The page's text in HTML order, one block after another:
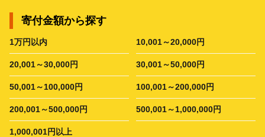
寄付金額から探す
1万円以内 10,001～20,000円
20,001～30,000円 30,001～50,000円
50,001～100,000円 100,001～200,000円
200,001～500,000円 500,001～1,000,000円
1,000,001円以上